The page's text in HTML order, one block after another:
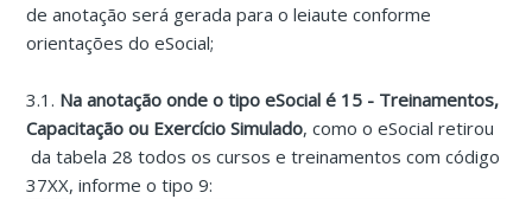
de anotação será gerada para o leiaute conforme
orientações do eSocial;
3.1. Na anotação onde o tipo eSocial é 15 - Treinamentos,
Capacitação ou Exercício Simulado, como o eSocial retirou
da tabela 28 todos os cursos e treinamentos com código
37XX, informe o tipo 9: